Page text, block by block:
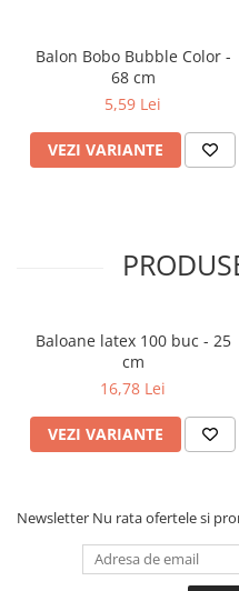
Balon Bobo Bubble Color -
68 cm
5,59 Lei
VEZI VARIANTE
Baloane latex 100 buc - 25
cm
16,78 Lei
VEZI VARIANTE
Newsletter Nu rata ofertele si